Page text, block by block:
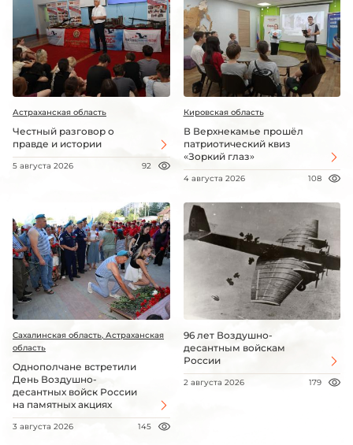
Астраханская область
Честный разговор о
правде и истории
5 августа 2026 92
Кировская область
В Верхнекамье прошёл
патриотический квиз
«Зоркий глаз»
4 августа 2026 108
Сахалинская область, Астраханская
область
Однополчане встретили
День Воздушно-
десантных войск России
на памятных акциях
3 августа 2026 145
96 лет Воздушно-
десантным войскам
России
2 августа 2026 179